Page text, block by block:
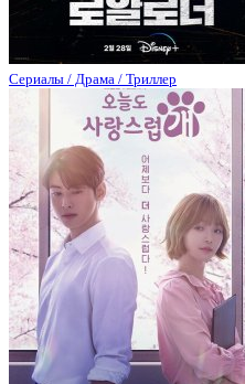
Сериалы / Драма / Триллер